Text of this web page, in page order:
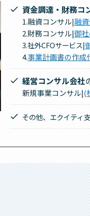
資金調達・財務コ
1.融資コンサル|融
2.財務コンサル|御
3.社外CFOサービス|
4.事業計画書の作成
経営コンサル会社
新規事業コンサル|(
その他、エクイティ